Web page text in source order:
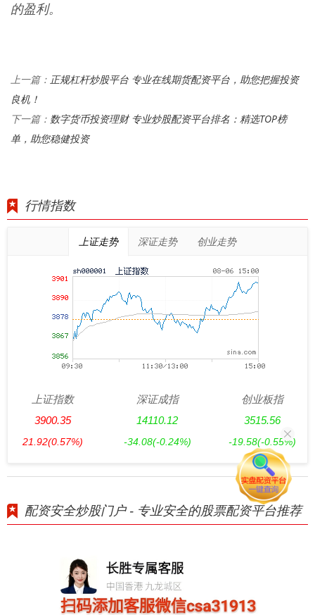
的盈利。
上一篇： 正规杠杆炒股平台 专业在线期货配资平台，助您把握投资
良机！
下一篇： 数字货币投资理财 专业炒股配资平台排名：精选TOP榜
单，助您稳健投资
行情指数
上证走势 深证走势 创业走势
上证指数
3900.35
21.92(0.57%)
深证成指
14110.12
-34.08(-0.24%)
创业板指
3515.56
-19.58(-0.55%)
配资安全炒股门户 - 专业安全的股票配资平台推荐